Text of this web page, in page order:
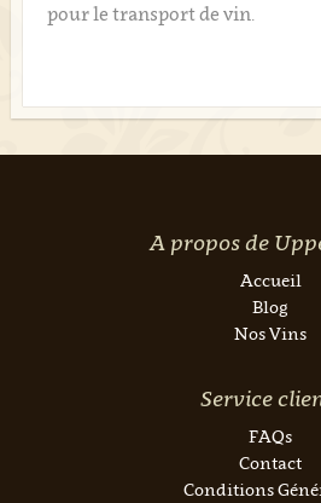
pour le transport de vin.
A propos de
Accueil
Blog
Nos Vins
Service
FAQs
Contact
Conditions